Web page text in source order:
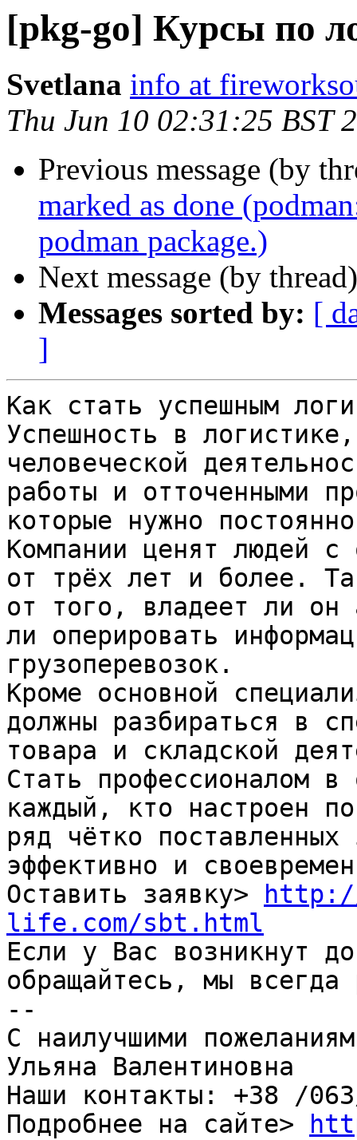
[pkg-go] Курсы по
Svetlana info at
Thu Jun 10 02:31:25 BST
Previous message (by
marked as done
podman package.)
Next message (by
Messages sorted by: [
]
Как стать успешным
Успешность в
человеческой
работы и отточенными
которые нужно
Компании ценят людей с
от трёх лет и более.
от того, владеет ли он
ли оперировать
грузоперевозок.
Кроме основной
должны разбираться в
товара и складской
Стать профессионалом в
каждый, кто настроен
ряд чётко
эффективно и
Оставить заявку>
life.com/sbt.html
Если у Вас возникнут
обращайтесь, мы
--
С наилучшими
Ульяна Валентиновна
Наши контакты: +38 /
Подробнее на сайте>